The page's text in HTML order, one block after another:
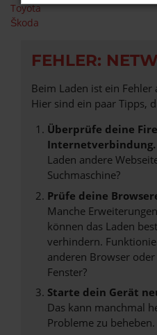
Toyota
Škoda
FEHLER:
Beim Laden ist ein Fehler
Hier sind ein paar Tipps,
Überprüfe deine
Internetverbindung.
Laden andere
Suchmaschine?
Prüfe deine
Manche
können das Laden
verhindern.
anderen Browser
Fenster?
Starte dein Gerät
Das kann manchmal
Probleme zu beheben.